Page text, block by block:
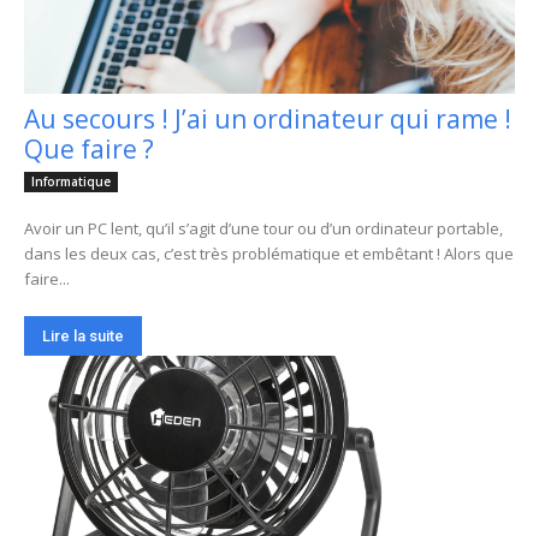
Au secours ! J’ai un ordinateur qui rame !
Que faire ?
Informatique
Avoir un PC lent, qu’il s’agit d’une tour ou d’un ordinateur portable,
dans les deux cas, c’est très problématique et embêtant ! Alors que
faire...
Lire la suite